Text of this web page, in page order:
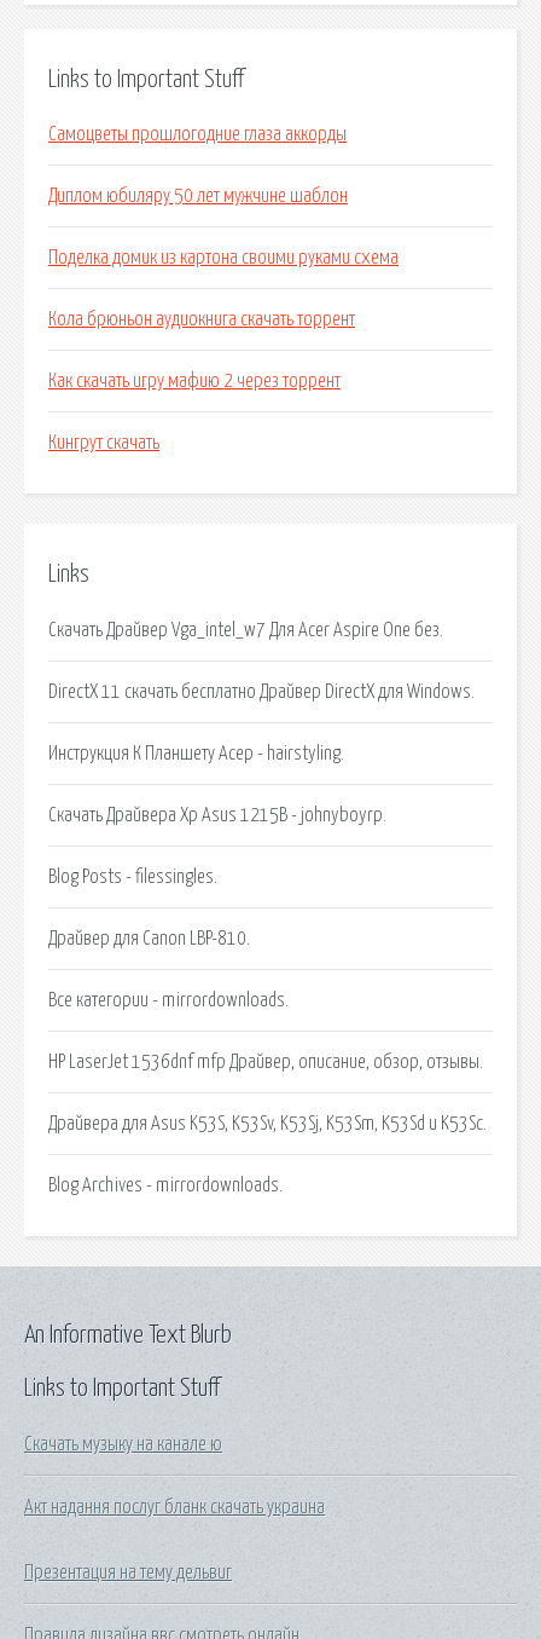
Links to Important Stuff
Самоцветы прошлогодние глаза аккорды
Диплом юбиляру 50 лет мужчине шаблон
Поделка домик из картона своими руками схема
Кола брюньон аудиокнига скачать торрент
Как скачать игру мафию 2 через торрент
Кингрут скачать
Links
Скачать Драйвер Vga_intel_w7 Для Acer Aspire One без.
DirectX 11 скачать бесплатно Драйвер DirectX для Windows.
Инструкция К Планшету Асер - hairstyling.
Скачать Драйвера Xp Asus 1215B - johnyboyrp.
Blog Posts - filessingles.
Драйвер для Canon LBP-810.
Все категории - mirrordownloads.
HP LaserJet 1536dnf mfp Драйвер, описание, обзор, отзывы.
Драйвера для Asus K53S, K53Sv, K53Sj, K53Sm, K53Sd и K53Sc.
Blog Archives - mirrordownloads.
Links to Important Stuff
Скачать музыку на канале ю
Акт надання послуг бланк скачать украина
Презентация на тему дельвиг
Правила дизайна ввс смотреть онлайн
An Informative Text Blurb